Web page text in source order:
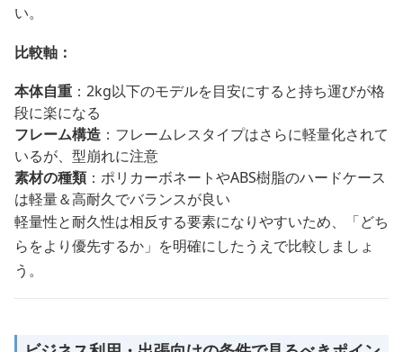
い。
比較軸：
本体自重 ：2kg以下のモデルを目安にすると持ち運びが格
段に楽になる
フレーム構造 ：フレームレスタイプはさらに軽量化されて
いるが、型崩れに注意
素材の種類：ポリカーボネートやABS樹脂のハードケース
は軽量＆高耐久でバランスが良い
軽量性と耐久性は相反する要素になりやすいため、「どち
らをより優先するか」を明確にしたうえで比較しましょ
う。